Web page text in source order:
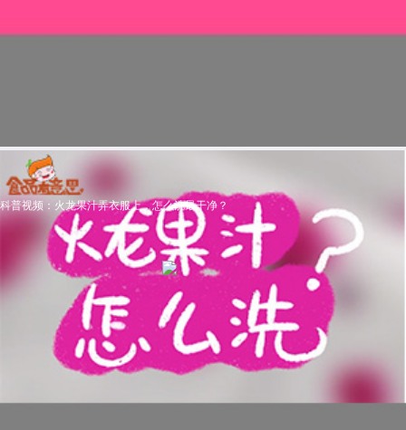
科普视频：火龙果汁弄衣服上，怎么洗最干净？